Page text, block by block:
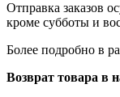
Отправка заказов
кроме субботы и
Более подробно в
Возврат товара в